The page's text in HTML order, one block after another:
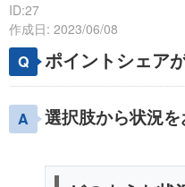
ID:27
作成日: 2023/06/08
ポイントシェア
選択肢から状況を